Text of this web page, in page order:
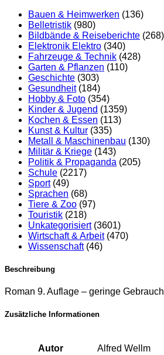
Bauen & Heimwerken (136)
Belletristik (980)
Bildbände & Reiseberichte (268)
Elektronik Elektro (340)
Fahrzeuge & Technik (428)
Garten & Pflanzen (110)
Geschichte (303)
Gesundheit (184)
Hobby & Foto (354)
Kinder & Jugend (1359)
Kochen & Essen (113)
Kunst & Kultur (335)
Metall & Maschinenbau (130)
Militär & Kriege (143)
Politik & Propaganda (205)
Schule (2217)
Sport (49)
Sprachen (68)
Tiere & Zoo (97)
Touristik (218)
Unkategorisiert (3601)
Wirtschaft & Arbeit (470)
Wissenschaft (46)
Beschreibung
Roman 9. Auflage – geringe
Zusätzliche Informationen
Autor Alfred Wellm